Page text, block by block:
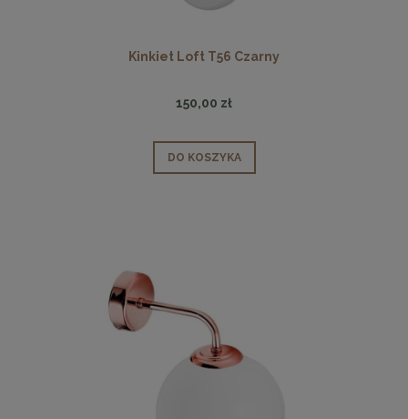
Kinkiet Loft T56 Czarny
150,00 zł
DO KOSZYKA